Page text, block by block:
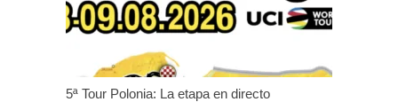
5ª Tour Polonia: La etapa en directo